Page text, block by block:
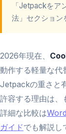
「Jetpackをア
法」セクション
2026年現在、
動作する軽量な代
Jetpackの重さと
許容する理由は、
詳細な比較は
ガイドでも解説し